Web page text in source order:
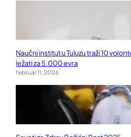
Naučni institut u Tuluzu traži 10
ležati za 5.000 evra
februar 11, 2026